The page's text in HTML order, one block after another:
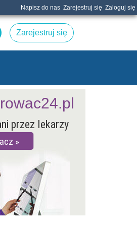
Napisz do nas Zarejestruj się Zaloguj się
Zarejestruj się
przez lekarzy